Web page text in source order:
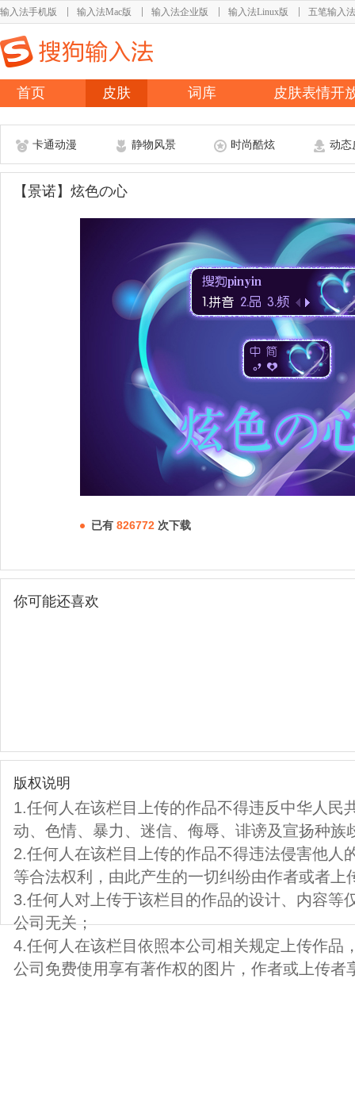
输入法手机版 输入法Mac版 输入法企业版 输入法Linux版 五笔输入法
首页 皮肤 词库 皮肤表情开
卡通动漫 静物风景 时尚酷炫 动态
【景诺】炫色の心
已有 826772 次下载
你可能还喜欢
版权说明
1.任何人在该栏目上传的作品不得违反中华人民
动、色情、暴力、迷信、侮辱、诽谤及宣扬种族
2.任何人在该栏目上传的作品不得违法侵害他人
等合法权利，由此产生的一切纠纷由作者或者上
3.任何人对上传于该栏目的作品的设计、内容等
公司无关；
4.任何人在该栏目依照本公司相关规定上传作品
公司免费使用享有著作权的图片，作者或上传者